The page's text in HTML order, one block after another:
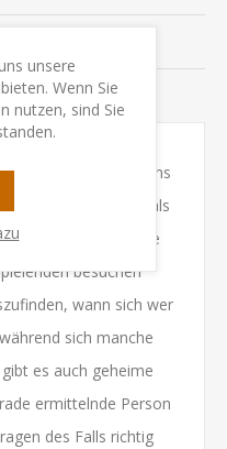
SIE UNS
die Spielenden ins
klären in ihrer Rolle als
Volkes rätselhafte
besuchen
wann sich wer
sich manche
es auch geheime
ermittelnde Person
des Falls richtig
unsere
Wenn Sie
nutzen, sind Sie